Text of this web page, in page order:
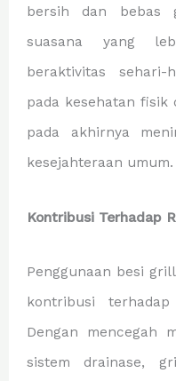
bersih dan bebas
suasana yang
beraktivitas
pada kesehatan fisik
pada akhirnya
kesejahteraan umum.
Kontribusi Terhadap
Penggunaan besi
kontribusi
Dengan mencegah
sistem drainase,